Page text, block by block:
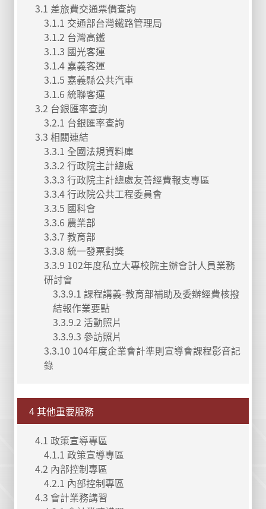
3.1 差旅費交通票價查詢
3.1.1 交通部台灣鐵路管理局
3.1.2 台灣高鐵
3.1.3 國光客運
3.1.4 嘉義客運
3.1.5 嘉義縣公共汽車
3.1.6 統聯客運
3.2 台銀匯率查詢
3.2.1 台銀匯率查詢
3.3 相關連結
3.3.1 全國法規資料庫
3.3.2 行政院主計總處
3.3.3 行政院主計總處友善經費報支專區
3.3.4 行政院公共工程委員會
3.3.5 國科會
3.3.6 農業部
3.3.7 教育部
3.3.8 統一發票對獎
3.3.9 102年度私立大專校院主辦會計人員業務
研討會
3.3.9.1 課程講義-教育部補助及委辦經費核撥
結報作業要點
3.3.9.2 活動照片
3.3.9.3 參訪照片
3.3.10 104年度企業會計準則宣導會課程影音記
錄
4 其他重要服務
4.1 政策宣導專區
4.1.1 政策宣導專區
4.2 內部控制專區
4.2.1 內部控制專區
4.3 會計業務講習